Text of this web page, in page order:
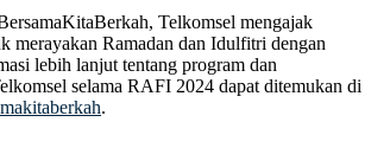
Telkomsel mengajak
merayakan Ramadan dan Idulfitri dengan
lebih lanjut tentang program dan
selama RAFI 2024 dapat ditemukan di
.